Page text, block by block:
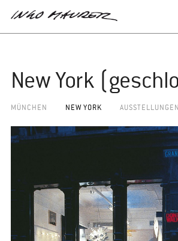
New York
MÜNCHEN NEW YORK AUSSTELLUNGEN